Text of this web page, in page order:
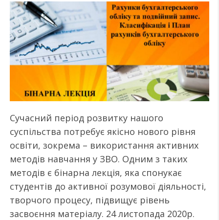
Сучасний період розвитку нашого
суспільства потребує якісно нового рівня
освіти, зокрема – використання активних
методів навчання у ЗВО. Одним з таких
методів є бінарна лекція, яка спонукає
студентів до активної розумової діяльності,
творчого процесу, підвищує рівень
засвоєння матеріалу. 24 листопада 2020р.